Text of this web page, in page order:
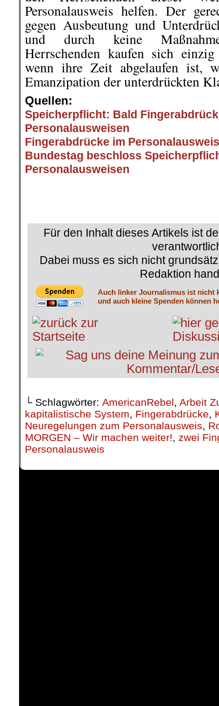
Personalausweis helfen. Der
gegen Ausbeutung und
und durch keine
Herrschenden kaufen sich
wenn ihre Zeit abgelaufen ist,
Emanzipation der unterdrückten
Quellen:
Speicherpflicht: Bald
Personalausweisen
Fingerabdrücke im
Bundestag beschloss
Personalausweisen
Für den Inhalt dieses Artikels ist
Dabei muss es sich nicht
Redaktion
Auch linker Journalismus ist nicht
und auch kleine Spenden können
└ Schlagwörter: AmericanRebel, Arbeit
kapitalistische System, Fingerabdrücke,
Neuregelungen zum Personalausweis,
MORGEN – Wir machen weiter!, zwei
Personalausweis